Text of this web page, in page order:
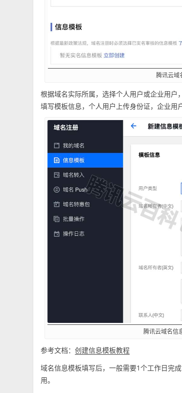
腾讯云域
根据域名实际所属，选择个人用户或企业用
填写模板信息，个人用户上传身份证，企业用
腾讯云域名信
参考文档：创建信息模板教程
域名信息模板填写后，一般需要1个工作日完
用。